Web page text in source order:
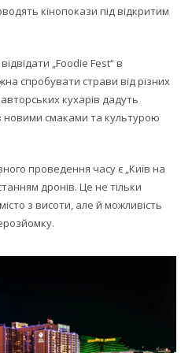
кінопокази під відкритим
„Foodie Fest“ в
спробувати страви від різних
кухарів дадуть
новими смаками та культурою
проведення часу є „Київ на
дронів. Це не тільки
з висоти, але й можливість